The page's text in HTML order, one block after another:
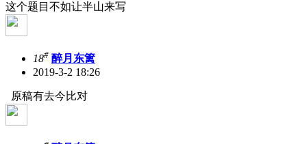
这个题目不如让半山来写
18# 醉月东篱
2019-3-2 18:26
原稿有去今比对